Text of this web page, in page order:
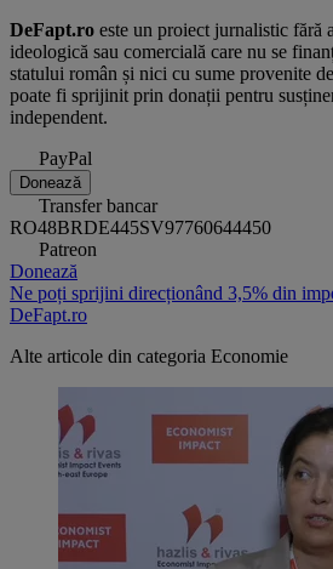
DeFapt.ro este un proiect jurnalistic fără
ideologică sau comercială care nu se
statului român și nici cu sume provenite
poate fi sprijinit prin donații pentru
independent.
PayPal
Donează
Transfer bancar
RO48BRDE445SV97760644450
Patreon
Donează
Ne poți sprijini direcționând 3,5% din
DeFapt.ro
Alte articole din categoria Economie